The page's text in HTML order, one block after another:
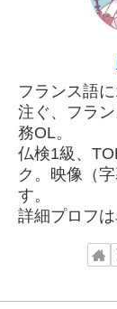
フランス語
注ぐ、フラ
務OL。
仏検1級、
ク。映像（
す。
詳細プロフ